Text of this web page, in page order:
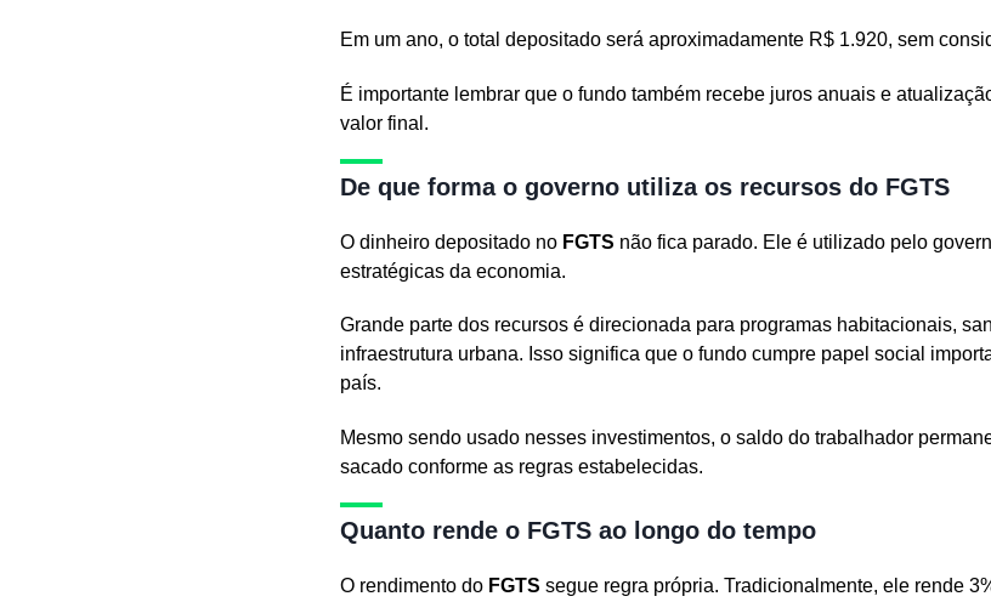
Em um ano, o total depositado será aproximadamente R$ 1.920, sem
É importante lembrar que o fundo também recebe juros anuais e
valor final.
De que forma o governo utiliza os recursos do FGTS
O dinheiro depositado no FGTS não fica parado. Ele é utilizado pelo
estratégicas da economia.
Grande parte dos recursos é direcionada para programas habitacionais,
infraestrutura urbana. Isso significa que o fundo cumpre papel social
país.
Mesmo sendo usado nesses investimentos, o saldo do trabalhador
sacado conforme as regras estabelecidas.
Quanto rende o FGTS ao longo do tempo
O rendimento do FGTS segue regra própria. Tradicionalmente, ele rende